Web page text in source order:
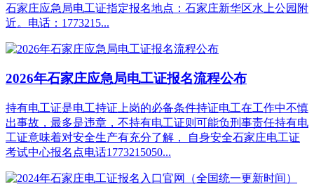
石家庄应急局电工证指定报名地点：石家庄新华区水上公园附
近。电话：1773215...
2026年石家庄应急局电工证报名流程公布
持有电工证是电工持证上岗的必备条件持证电工在工作中不慎
出事故，最多是违章，不持有电工证则可能负刑事责任持有电
工证意味着对安全生产有充分了解， 自身安全石家庄电工证
考试中心报名点电话1773215050...